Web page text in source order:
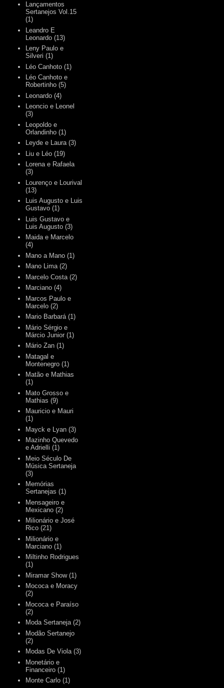
Lançamentos
Sertanejos Vol.15
(1)
Leandro E
Leonardo (13)
Leny Paulo e
Silveri (1)
Léo Canhoto (1)
Léo Canhoto e
Robertinho (5)
Leonardo (4)
Leoncio e Leonel
(3)
Leopoldo e
Orlandinho (1)
Leyde e Laura (3)
Liu e Léo (19)
Lorena e Rafaela
(3)
Lourenço e Lourival
(13)
Luis Augusto e Luis
Gustavo (1)
Luis Gustavo e
Luis Augusto (3)
Maida e Marcelo
(4)
Mano a Mano (1)
Mano Lima (2)
Marcelo Costa (2)
Marciano (4)
Marcos Paulo e
Marcelo (2)
Mario Barbará (1)
Mário Sérgio e
Márcio Junior (1)
Mário Zan (1)
Matagal e
Montenegro (1)
Matão e Mathias
(1)
Mato Grosso e
Mathias (9)
Mauricio e Mauri
(1)
Mayck e Lyan (3)
Mazinho Quevedo
e Adrielli (1)
Meio Século De
Música Sertaneja
(3)
Memórias
Sertanejas (1)
Mensageiro e
Mexicano (2)
Milionário e José
Rico (21)
Milionário e
Marciano (1)
Miltinho Rodrigues
(1)
Miramar Show (1)
Mococa e Moracy
(2)
Mococa e Paraíso
(2)
Moda Sertaneja (2)
Modão Sertanejo
(2)
Modas De Viola (3)
Monetário e
Financeiro (1)
Monte Carlo (1)